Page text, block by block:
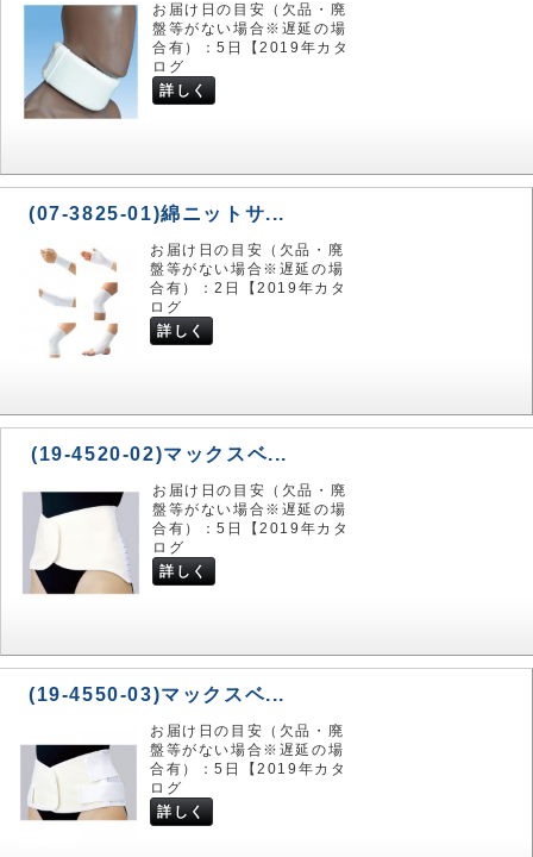
お届け日の目安（欠品・廃
盤等がない場合※遅延の場
合有）：5日【2019年カタ
ログ
詳しく
(07-3825-01)綿ニットサ...
お届け日の目安（欠品・廃
盤等がない場合※遅延の場
合有）：2日【2019年カタ
ログ
詳しく
(19-4520-02)マックスベ...
お届け日の目安（欠品・廃
盤等がない場合※遅延の場
合有）：5日【2019年カタ
ログ
詳しく
(19-4550-03)マックスベ...
お届け日の目安（欠品・廃
盤等がない場合※遅延の場
合有）：5日【2019年カタ
ログ
詳しく